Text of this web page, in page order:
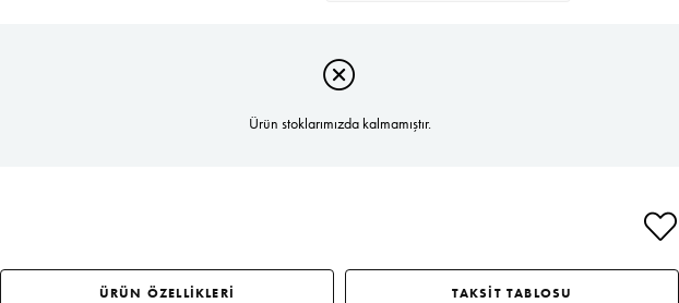
Ürün stoklarımızda kalmamıştır.
ÜRÜN ÖZELLİKLERİ TAKSİT TABLOSU